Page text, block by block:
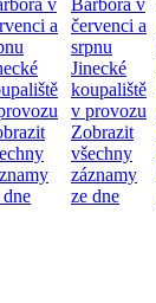
v
a
dne
Barbora v
červenci a
srpnu
Jinecké
koupaliště
v provozu
Zobrazit
všechny
záznamy
ze dne